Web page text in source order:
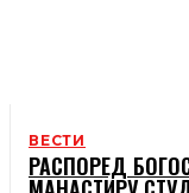
ВЕСТИ
РАСПОРЕД